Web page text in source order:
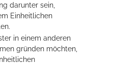
darunter sein,
Einheitlichen
in einem anderen
gründen möchten,